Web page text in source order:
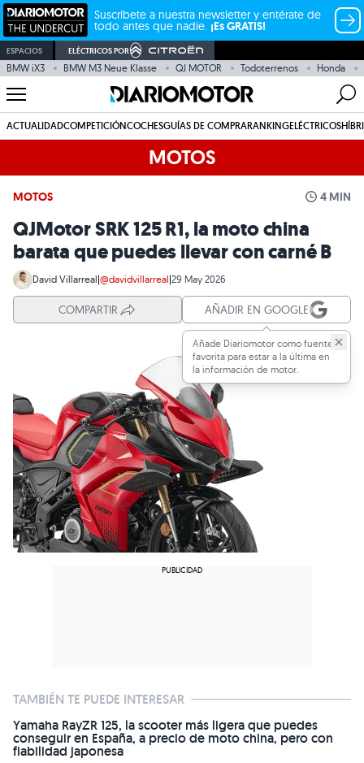
Suscríbete a nuestra newsletter y entérate de
todo antes que nadie. ¡Es GRATIS!
ESPACIOS ELÉCTRICOS POR
BMW iX3 BMW M3 Neue Klasse QJ MOTOR Todoterrenos Honda
ACTUALIDADCOMPETICIÓNCOCHESGUÍAS DE COMPRARANKINGELÉCTRICOS
MOTOS
MOTOS 4 MIN
QJMotor SRK 125 R1, la moto china
barata que puedes llevar con carné B
David Villarreal|@davidvillarreal|29 May 2026
COMPARTIR AÑADIR EN GOOGLE
Añade Diariomotor como fuente
favorita para estar a la última en
la información de motor.
TAMBIÉN TE PUEDE INTERESAR
Yamaha RayZR 125, la scooter más ligera que puedes
conseguir en España, a precio de moto china, pero con
fiabilidad japonesa